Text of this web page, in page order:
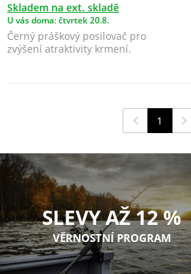
Skladem na ext. skladě
U vás doma: čtvrtek 20.8.
Černý práškový posilovač pro
zvýšení atraktivity krmení.
1
SLEVY AŽ 12 %
VĚRNOSTNÍ PROGRAM